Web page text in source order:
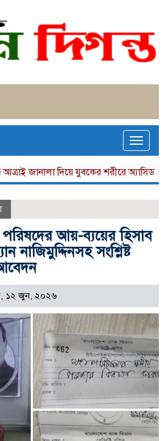
Toggle
জানালা দিয়ে যুবকের শরীরে অ্যাসিড
আয়-ব্যয়ের হিসাব
নাজিমুদ্দিনসহ সংশ্লিষ্ট
১২ জুন, ২০২৬